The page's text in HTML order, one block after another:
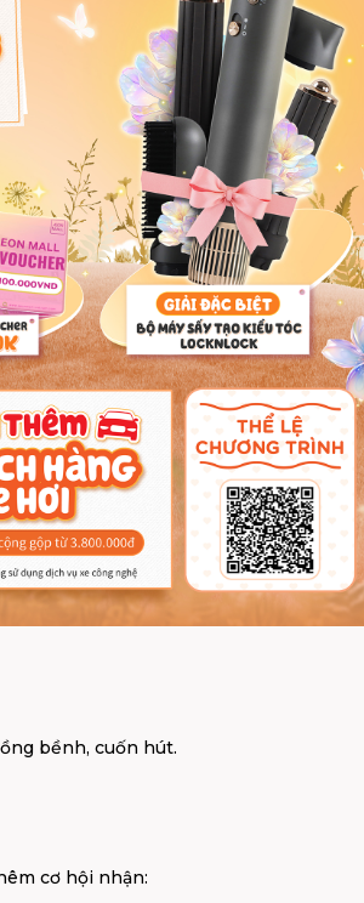
bềnh, cuốn hút.
cơ hội nhận: